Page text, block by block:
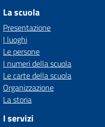
La scuola
Presentazione
I luoghi
Le persone
I numeri della scuola
Le carte della scuola
Organizzazione
La storia
I servizi